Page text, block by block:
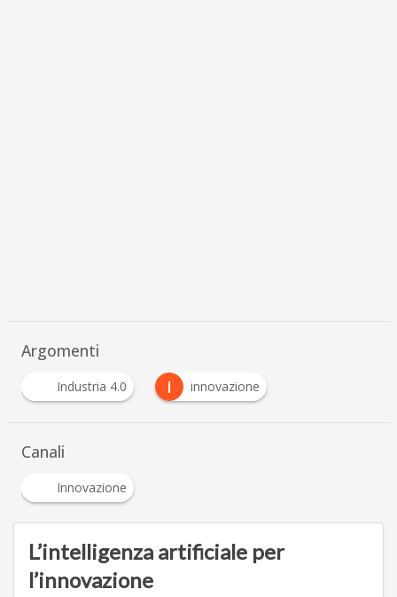
Argomenti
Industria 4.0 I innovazione
Canali
Innovazione
L’intelligenza artificiale per
l’innovazione